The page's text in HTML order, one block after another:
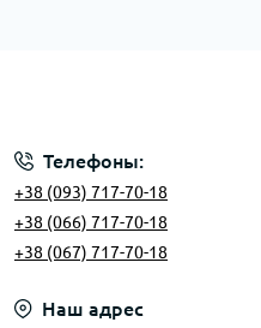
Телефоны:
+38 (093) 717-70-18
+38 (066) 717-70-18
+38 (067) 717-70-18
Наш адрес